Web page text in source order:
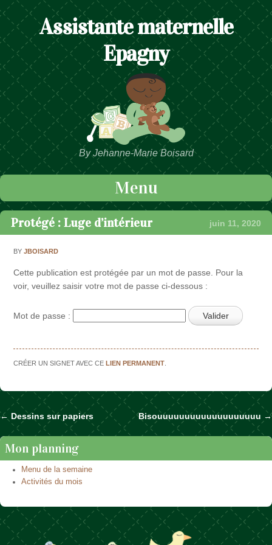
Assistante maternelle
Epagny
By Jehanne-Marie Boisard
Menu
Passer au contenu
Protégé : Luge d’intérieur juin 11, 2020
BYJBOISARD
Cette publication est protégée par un mot de passe. Pour la
voir, veuillez saisir votre mot de passe ci-dessous :
Mot de passe :
CRÉER UN SIGNET AVEC CELIEN PERMANENT
Naviguer dans les articles
← Dessins sur papiers Bisouuuuuuuuuuuuuuuuuuu →
Mon planning
Menu de la semaine
Activités du mois